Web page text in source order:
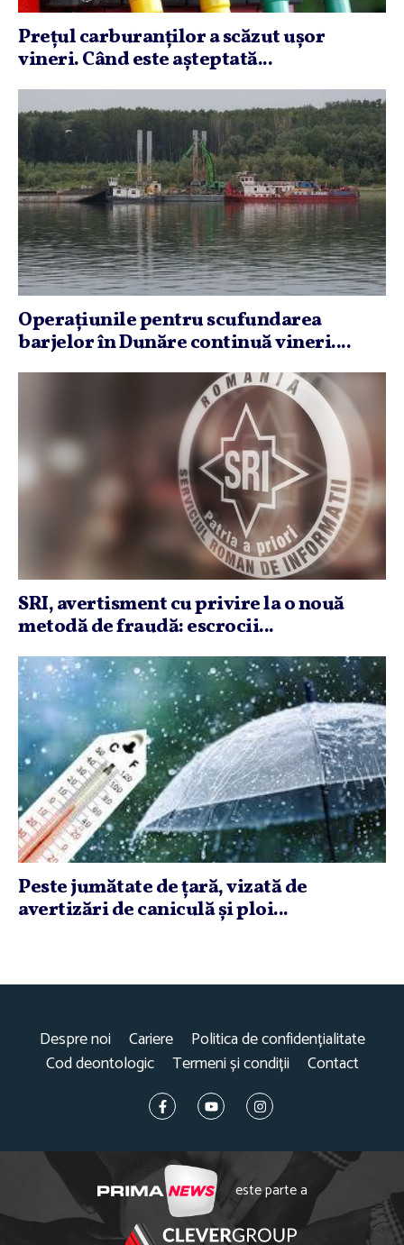
Preţul carburanţilor a scăzut uşor
vineri. Când este aşteptată...
Operaţiunile pentru scufundarea
barjelor în Dunăre continuă vineri....
SRI, avertisment cu privire la o nouă
metodă de fraudă: escrocii...
Peste jumătate de ţară, vizată de
avertizări de caniculă şi ploi...
Despre noi Cariere
Politica de confidențialitate
Cod deontologic
Termeni și condiții Contact
este parte a